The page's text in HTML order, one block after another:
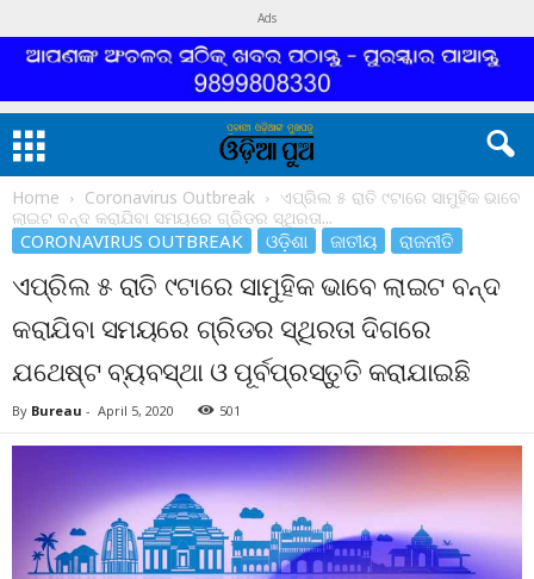
Ads
Home Coronavirus Outbreak
ଏପ୍ରିଲ ୫ ରାତି ୯ଟାରେ ସାମୁହିକ ଭାବେ
ଲାଇଟ ବନ୍ଦ କରାଯିବା ସମୟରେ ଗ୍ରିଡର ସ୍ଥିରତା...
CORONAVIRUS OUTBREAK ଓଡ଼ିଶା ଜାତୀୟ ରାଜନୀତି
ଏପ୍ରିଲ ୫ ରାତି ୯ଟାରେ ସାମୁହିକ ଭାବେ ଲାଇଟ ବନ୍ଦ
କରାଯିବା ସମୟରେ ଗ୍ରିଡର ସ୍ଥିରତା ଦିଗରେ
ଯଥେଷ୍ଟ ବ୍ୟବସ୍ଥା ଓ ପୂର୍ବପ୍ରସ୍ତୁତି କରାଯାଇଛି
By Bureau - April 5, 2020 501